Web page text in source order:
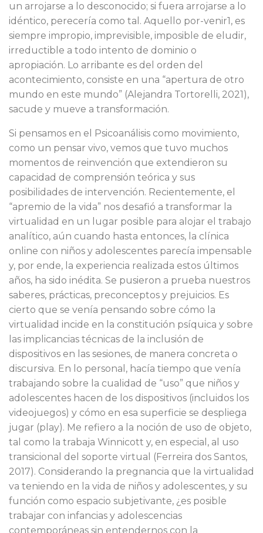
un arrojarse a lo desconocido; si fuera arrojarse a lo
idéntico, perecería como tal. Aquello por-venir1, es
siempre impropio, imprevisible, imposible de eludir,
irreductible a todo intento de dominio o
apropiación. Lo arribante es del orden del
acontecimiento, consiste en una “apertura de otro
mundo en este mundo” (Alejandra Tortorelli, 2021),
sacude y mueve a transformación.
Si pensamos en el Psicoanálisis como movimiento,
como un pensar vivo, vemos que tuvo muchos
momentos de reinvención que extendieron su
capacidad de comprensión teórica y sus
posibilidades de intervención. Recientemente, el
“apremio de la vida” nos desafió a transformar la
virtualidad en un lugar posible para alojar el trabajo
analítico, aún cuando hasta entonces, la clínica
online con niños y adolescentes parecía impensable
y, por ende, la experiencia realizada estos últimos
años, ha sido inédita. Se pusieron a prueba nuestros
saberes, prácticas, preconceptos y prejuicios. Es
cierto que se venía pensando sobre cómo la
virtualidad incide en la constitución psíquica y sobre
las implicancias técnicas de la inclusión de
dispositivos en las sesiones, de manera concreta o
discursiva. En lo personal, hacía tiempo que venía
trabajando sobre la cualidad de “uso” que niños y
adolescentes hacen de los dispositivos (incluidos los
videojuegos) y cómo en esa superficie se despliega
jugar (play). Me refiero a la noción de uso de objeto,
tal como la trabaja Winnicott y, en especial, al uso
transicional del soporte virtual (Ferreira dos Santos,
2017). Considerando la pregnancia que la virtualidad
va teniendo en la vida de niños y adolescentes, y su
función como espacio subjetivante, ¿es posible
trabajar con infancias y adolescencias
contemporáneas sin entendernos con la